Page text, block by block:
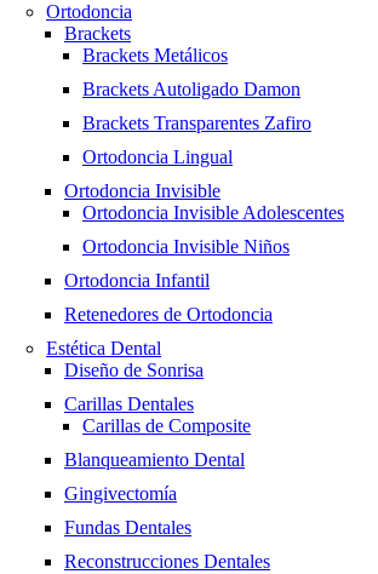
Ortodoncia
Brackets
Brackets Metálicos
Brackets Autoligado Damon
Brackets Transparentes Zafiro
Ortodoncia Lingual
Ortodoncia Invisible
Ortodoncia Invisible Adolescentes
Ortodoncia Invisible Niños
Ortodoncia Infantil
Retenedores de Ortodoncia
Estética Dental
Diseño de Sonrisa
Carillas Dentales
Carillas de Composite
Blanqueamiento Dental
Gingivectomía
Fundas Dentales
Reconstrucciones Dentales